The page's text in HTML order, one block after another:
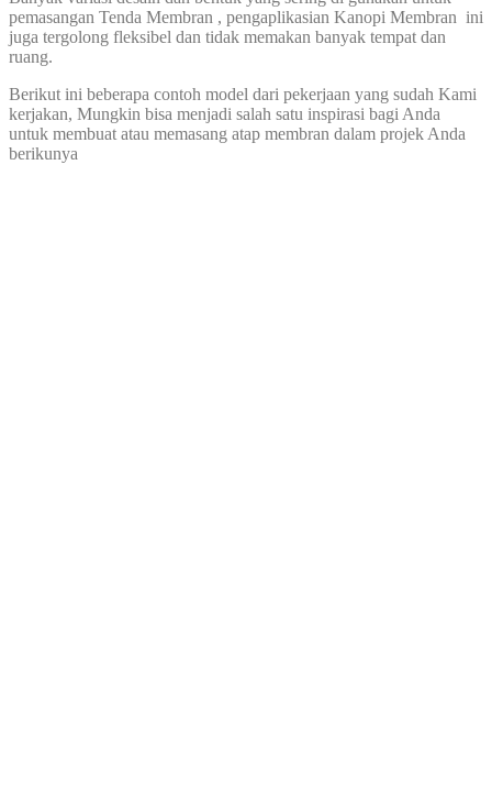
pemasangan Tenda Membran , pengaplikasian Kanopi Membran ini
juga tergolong fleksibel dan tidak memakan banyak tempat dan
ruang.
Berikut ini beberapa contoh model dari pekerjaan yang sudah Kami
kerjakan, Mungkin bisa menjadi salah satu inspirasi bagi Anda
untuk membuat atau memasang atap membran dalam projek Anda
berikunya